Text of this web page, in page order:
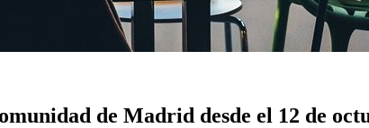
de Madrid desde el 12 de